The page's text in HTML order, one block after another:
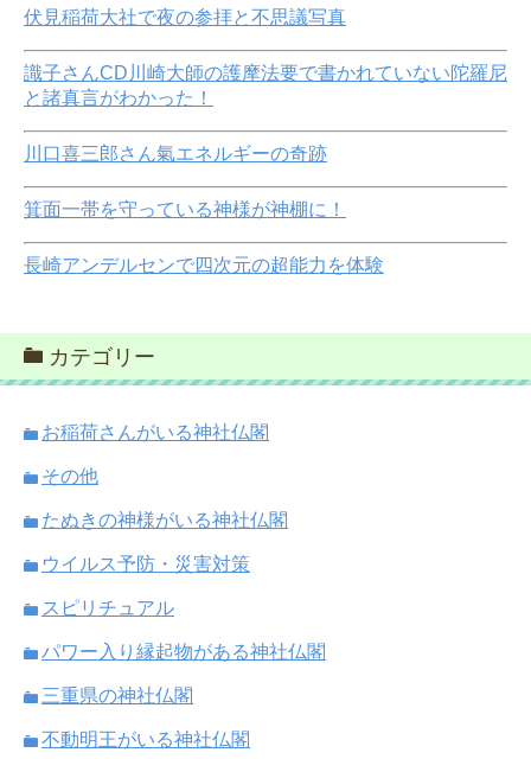
伏見稲荷大社で夜の参拝と不思議写真
識子さんCD川崎大師の護摩法要で書かれていない陀羅尼
と諸真言がわかった！
川口喜三郎さん氣エネルギーの奇跡
箕面一帯を守っている神様が神棚に！
長崎アンデルセンで四次元の超能力を体験
カテゴリー
お稲荷さんがいる神社仏閣
その他
たぬきの神様がいる神社仏閣
ウイルス予防・災害対策
スピリチュアル
パワー入り縁起物がある神社仏閣
三重県の神社仏閣
不動明王がいる神社仏閣